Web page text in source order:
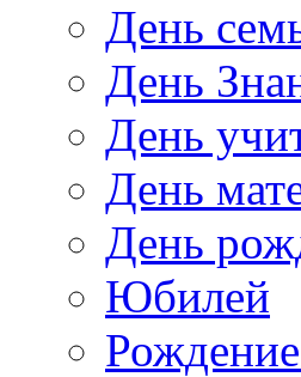
День
День
День
День
День
Юбилей